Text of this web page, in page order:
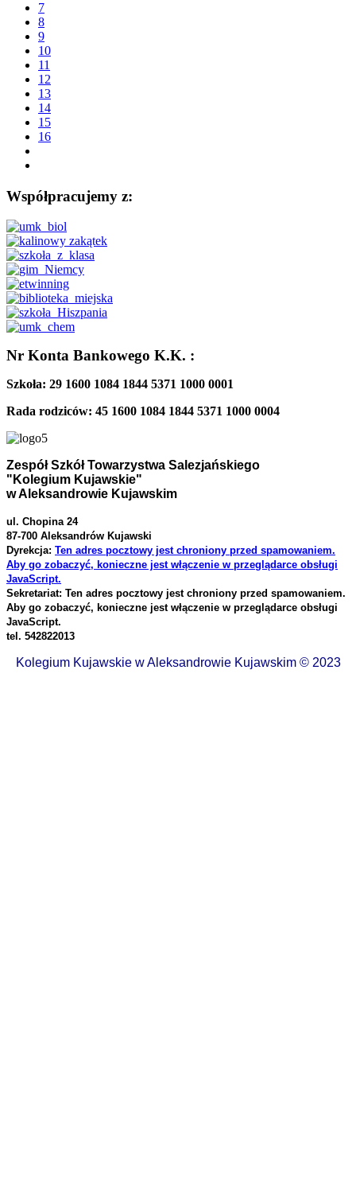
7
8
9
10
11
12
13
14
15
16
Współpracujemy z:
Nr Konta Bankowego K.K. :
Szkoła: 29 1600 1084 1844 5371 1000 0001
Rada rodziców: 45 1600 1084 1844 5371 1000 0004
Zespół Szkół Towarzystwa Salezjańskiego
"Kolegium Kujawskie"
w Aleksandrowie Kujawskim
ul. Chopina 24
87-700 Aleksandrów Kujawski
Dyrekcja: Ten adres pocztowy jest chroniony przed spamowaniem.
Aby go zobaczyć, konieczne jest włączenie w przeglądarce obsługi
JavaScript.
Sekretariat: Ten adres pocztowy jest chroniony przed spamowaniem.
Aby go zobaczyć, konieczne jest włączenie w przeglądarce obsługi
JavaScript.
tel. 542822013
Kolegium Kujawskie w Aleksandrowie Kujawskim © 2023